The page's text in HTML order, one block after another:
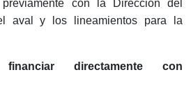
con la Dirección del
aval y los lineamientos para la
directamente con